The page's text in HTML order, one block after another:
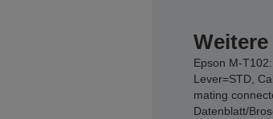
Epson M-
Lever=STD,
mating
Datenblatt/